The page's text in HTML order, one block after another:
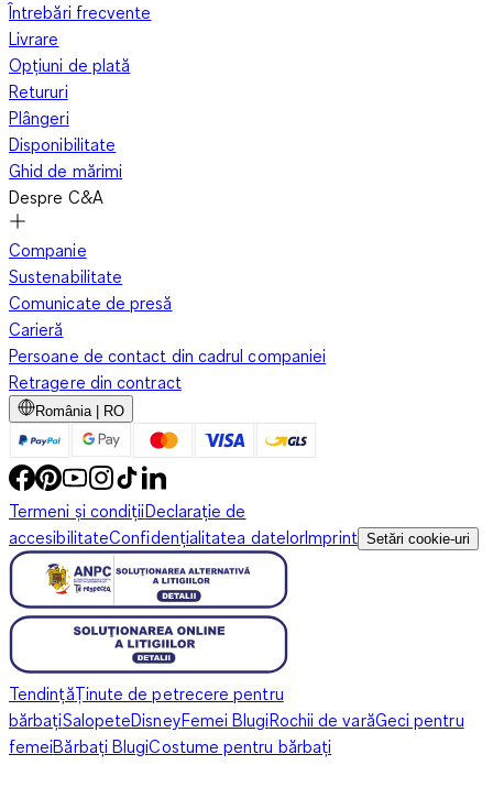
Întrebări frecvente
Livrare
Opțiuni de plată
Retururi
Plângeri
Disponibilitate
Ghid de mărimi
Despre C&A
Companie
Sustenabilitate
Comunicate de presă
Carieră
Persoane de contact din cadrul companiei
Retragere din contract
România | RO
Termeni și condițiiDeclarație de
accesibilitateConfidențialitatea datelorImprint Setări cookie-uri
TendințăȚinute de petrecere pentru
bărbațiSalopeteDisneyFemei BlugiRochii de varăGeci pentru
femeiBărbați BlugiCostume pentru bărbați